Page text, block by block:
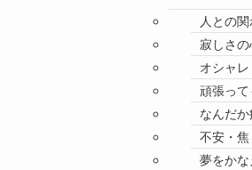
人との関
寂しさ
オシャ
頑張っ
なんだ
不安・
夢をか